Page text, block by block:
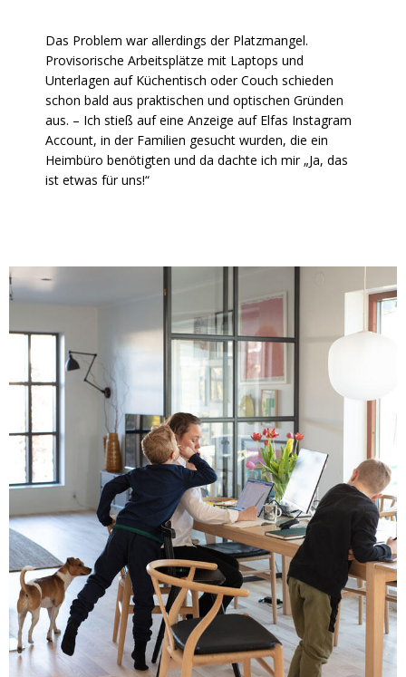
Das Problem war allerdings der Platzmangel.
Provisorische Arbeitsplätze mit Laptops und
Unterlagen auf Küchentisch oder Couch schieden
schon bald aus praktischen und optischen Gründen
aus. – Ich stieß auf eine Anzeige auf Elfas Instagram
Account, in der Familien gesucht wurden, die ein
Heimbüro benötigten und da dachte ich mir „Ja, das
ist etwas für uns!“